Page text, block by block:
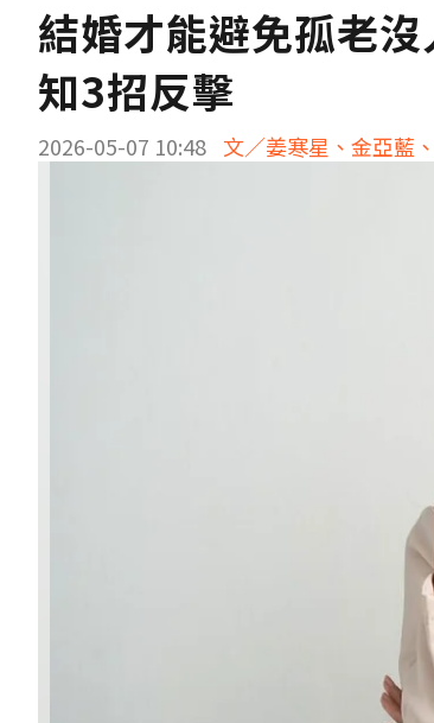
結婚才能避免孤老
知3招反擊
2026-05-07 10:48 文／姜寒星、金亞藍